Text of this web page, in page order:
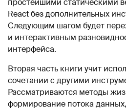
простейшими статическими
React без дополнительных
Следующим шагом будет
и интерактивным
интерфейса.
Вторая часть книги учит
сочетании с другими
Рассматриваются методы
формирование потока